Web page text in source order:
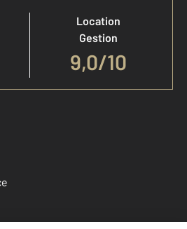
Location
Gestion
9,0/10